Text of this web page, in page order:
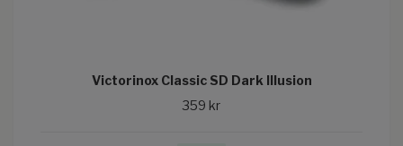
Victorinox Classic SD Dark Illusion
359 kr